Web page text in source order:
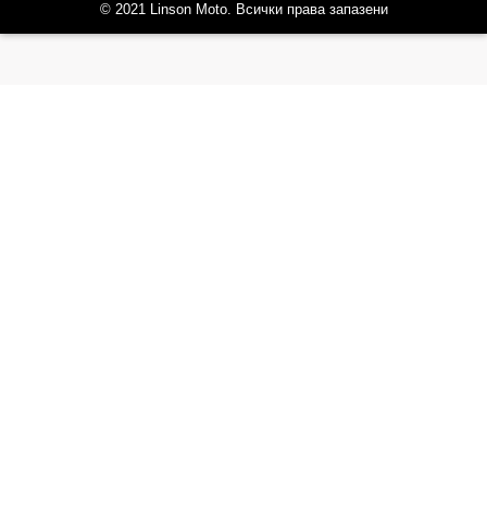
© 2021 Linson Moto. Всички права запазени